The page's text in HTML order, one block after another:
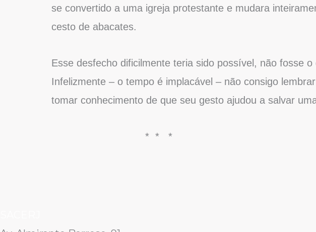
se convertido a uma igreja protestante e mudara
cesto de abacates.
Esse desfecho dificilmente teria sido possível, não fosse
Infelizmente – o tempo é implacável – não consigo
tomar conhecimento de que seu gesto ajudou a salvar
* * *